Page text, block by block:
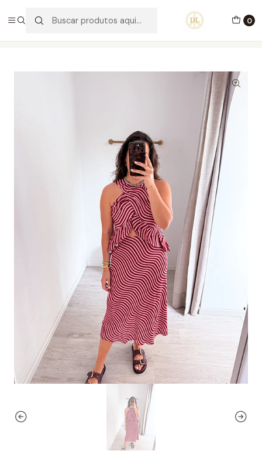
0
PORTES GRÁTIS ACIMA DE 70€ PORTUGAL CONTINENTAL